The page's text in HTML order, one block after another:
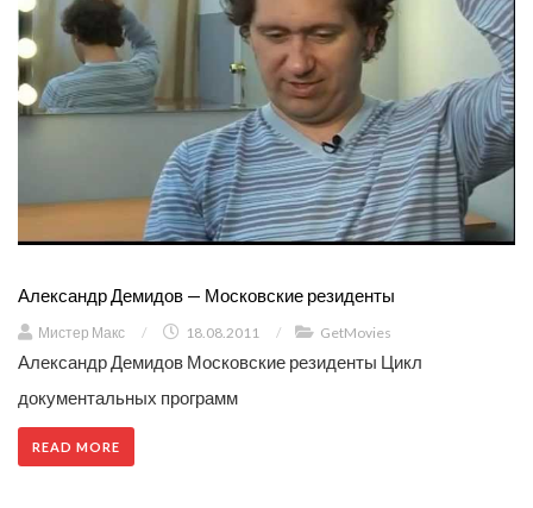
Александр Демидов — Московские резиденты
Мистер Макс / 18.08.2011 / GetMovies
Александр Демидов Московские резиденты Цикл
документальных программ
READ MORE